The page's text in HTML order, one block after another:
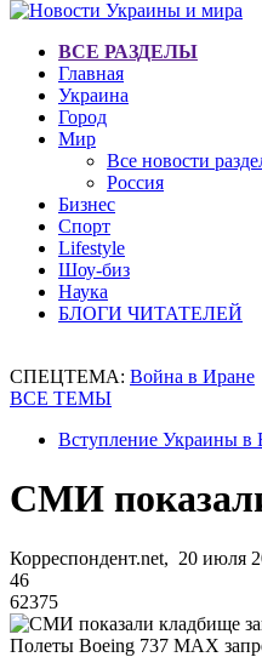
ВСЕ РАЗДЕЛЫ
Главная
Украина
Город
Мир
Все новости
Россия
Бизнес
Спорт
Lifestyle
Шоу-биз
Наука
БЛОГИ ЧИТАТЕЛЕЙ
СПЕЦТЕМА: Война в Иране
ВСЕ ТЕМЫ
Вступление Украины в
СМИ
Корреспондент.net, 20 июля
46
62375
Полеты Boeing 737 MAX